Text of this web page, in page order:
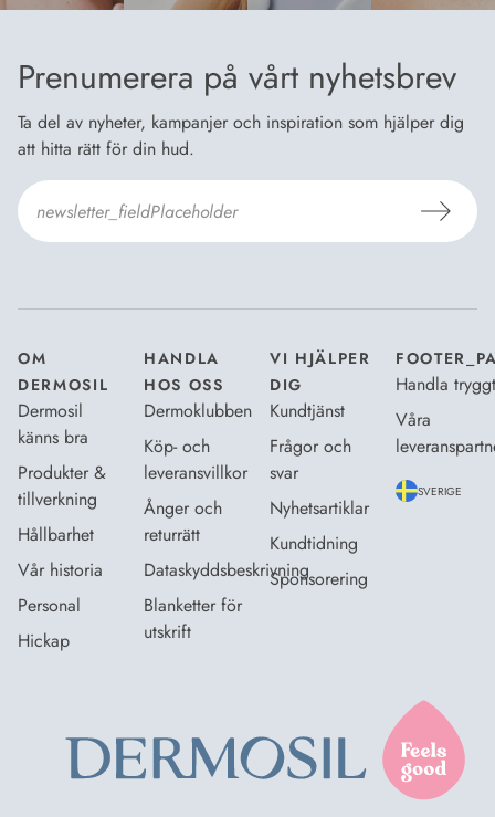
Prenumerera på vårt nyhetsbrev
Ta del av nyheter, kampanjer och inspiration som hjälper dig
att hitta rätt för din hud.
OM
DERMOSIL
Dermosil
känns bra
Produkter &
tillverkning
Hållbarhet
Vår historia
Personal
Hickap
HANDLA
HOS OSS
Dermoklubben
Köp- och
leveransvillkor
Ånger och
returrätt
Dataskyddsbeskrivning
Blanketter för
utskrift
VI HJÄLPER
DIG
Kundtjänst
Frågor och
svar
Nyhetsartiklar
Kundtidning
Sponsorering
Handla tryggt
Våra
SVERIGE